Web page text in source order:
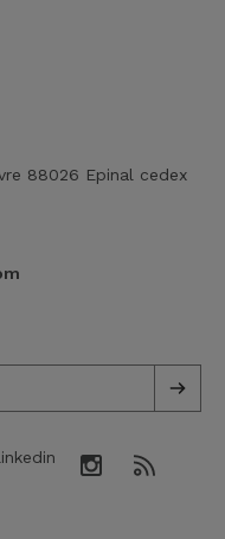
88026 Epinal cedex